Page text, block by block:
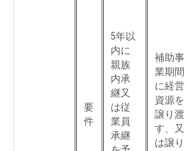
要
件
5年以
内に
親族
内承
継又
は従
業員
承継
補助事
業期間
に経営
資源を
譲り渡
す、又
は譲り